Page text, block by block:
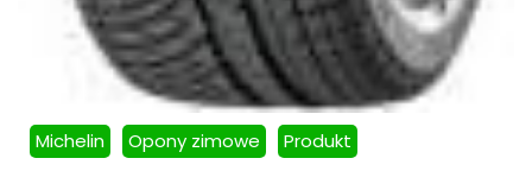
Michelin Opony zimowe Produkt